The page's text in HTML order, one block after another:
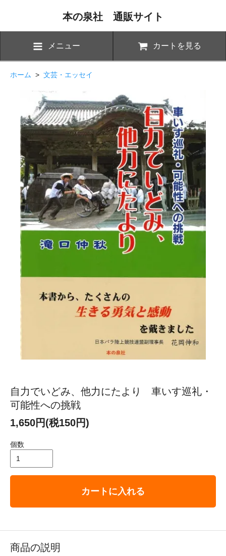
本の泉社 通販サイト
メニュー カートを見る
ホーム > 文芸・エッセイ
自力でいどみ、他力にたより 車いす巡礼・
可能性への挑戦
1,650円(税150円)
個数
カートに入れる
商品の説明